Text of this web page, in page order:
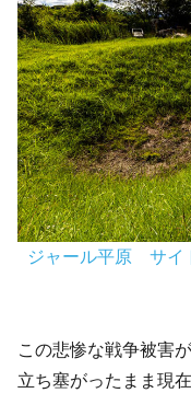
ジャール平原 サイ
この悲惨な戦争被害
立ち塞がったまま現